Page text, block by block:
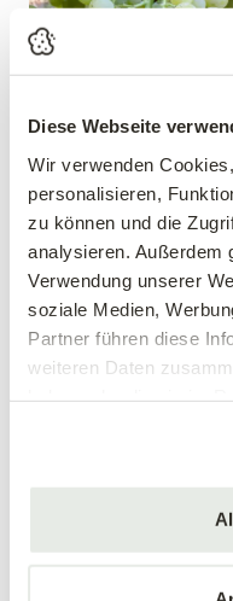
Diese Webseite
Wir verwenden
personalisieren,
zu können und die
analysieren. Außerdem
Verwendung unserer
soziale Medien,
Partner führen diese
weiteren Daten
Weintraube 'Phoenix'
Vitis vinifera 'Phoenix'
4 Liter Topf